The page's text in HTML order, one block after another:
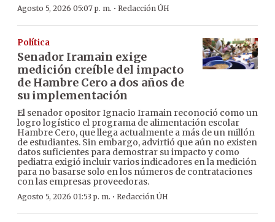
Agosto 5, 2026 05:07 p. m. · Redacción ÚH
Política
Senador Iramain exige
medición creíble del impacto
de Hambre Cero a dos años de
su implementación
El senador opositor Ignacio Iramain reconoció como un
logro logístico el programa de alimentación escolar
Hambre Cero, que llega actualmente a más de un millón
de estudiantes. Sin embargo, advirtió que aún no existen
datos suficientes para demostrar su impacto y como
pediatra exigió incluir varios indicadores en la medición
para no basarse solo en los números de contrataciones
con las empresas proveedoras.
Agosto 5, 2026 01:53 p. m. · Redacción ÚH